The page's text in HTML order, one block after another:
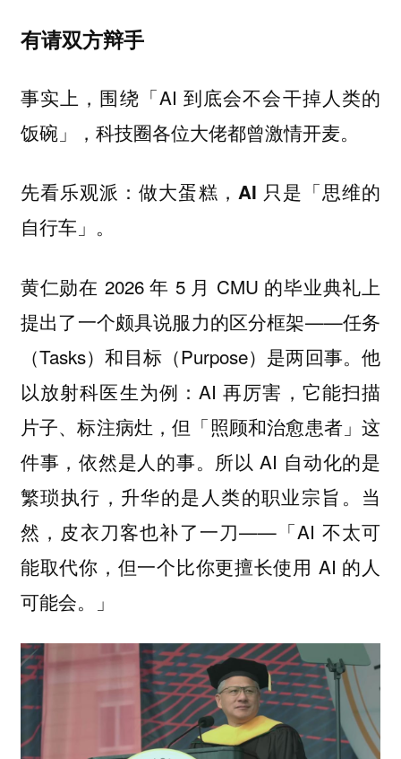
有请双方辩手
事实上，围绕「AI 到底会不会干掉人类的
饭碗」，科技圈各位大佬都曾激情开麦。
先看乐观派：做大蛋糕，AI 只是「思维的
自行车」。
黄仁勋在 2026 年 5 月 CMU 的毕业典礼上
提出了一个颇具说服力的区分框架——任务
（Tasks）和目标（Purpose）是两回事。他
以放射科医生为例：AI 再厉害，它能扫描
片子、标注病灶，但「照顾和治愈患者」这
件事，依然是人的事。所以 AI 自动化的是
繁琐执行，升华的是人类的职业宗旨。当
然，皮衣刀客也补了一刀——「AI 不太可
能取代你，但一个比你更擅长使用 AI 的人
可能会。」